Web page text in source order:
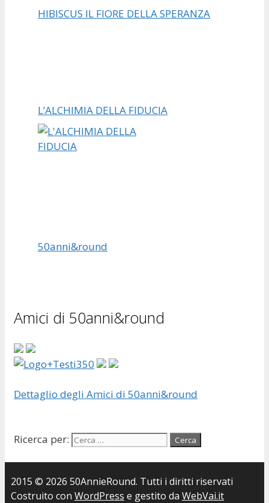
HIBISCUS IL FIORE DELLA SPERANZA
L’ALCHIMIA DELLA FIDUCIA
50anni&round
Amici di 50anni&round
Dettaglio degli Amici di 50anni&round
Ricerca per:
2015 © 2026 50AnnieRound. Tutti i diritti riservati
Costruito con WordPress e gestito da WebVai.it